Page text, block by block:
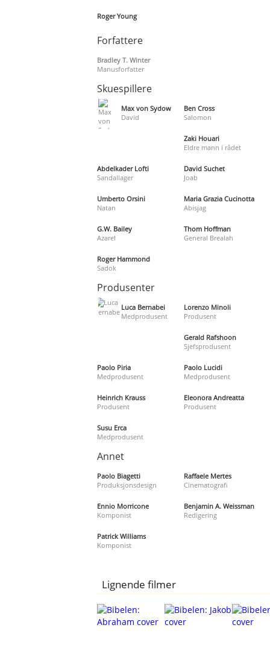
Roger Young
Forfattere
Bradley T. Winter
Manusforfatter
Skuespillere
Max von Sydow
David
Ben Cross
Salomon
Zaki Houari
Eldre mann i rådet
Abdelkader Lofti
Sandallager
David Suchet
Joab
Umberto Orsini
Natan
Maria Grazia Cucinotta
Abisjag
G.W. Bailey
Azarel
Thom Hoffman
General Brealah
Roger Hammond
Sadok
Produsenter
Luca Bernabei
Medprodusent
Lorenzo Minoli
Produsent
Gerald Rafshoon
Sjefsprodusent
Paolo Piria
Medprodusent
Paolo Lucidi
Medprodusent
Heinrich Krauss
Produsent
Eleonora Andreatta
Produsent
Susu Erca
Medprodusent
Annet
Paolo Biagetti
Produksjonsdesign
Raffaele Mertes
Cinematografi
Ennio Morricone
Komponist
Benjamin A. Weissman
Redigering
Patrick Williams
Komponist
Lignende filmer